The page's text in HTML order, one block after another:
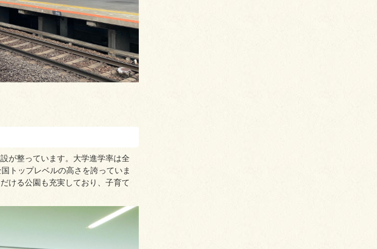
が整っています。大学進学率は全
トップレベルの高さを誇っていま
ける公園も充実しており、子育て